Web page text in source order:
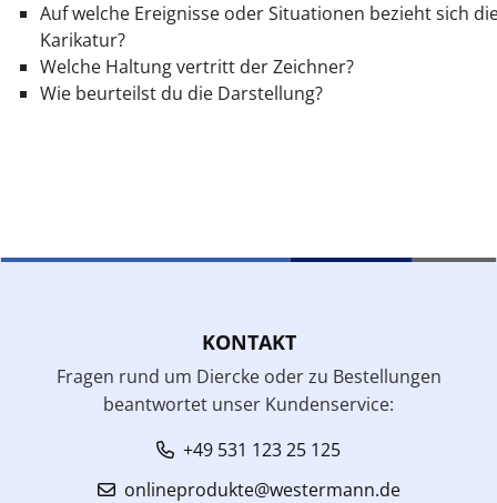
Auf welche Ereignisse oder Situationen bezieht sich
Karikatur?
Welche Haltung vertritt der Zeichner?
Wie beurteilst du die Darstellung?
KONTAKT
Fragen rund um Diercke oder zu Bestellungen
beantwortet unser Kundenservice:
+49 531 123 25 125
onlineprodukte@westermann.de